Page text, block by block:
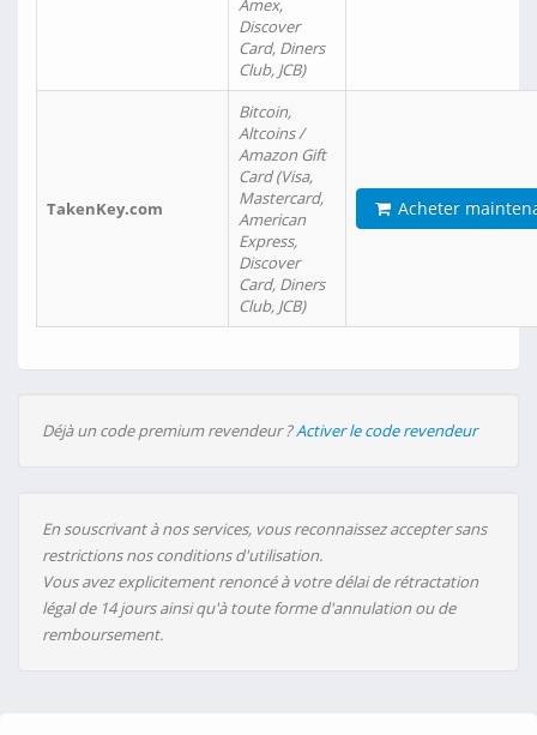
Amex,
Discover
Card, Diners
Club, JCB)
TakenKey.com
Bitcoin,
Altcoins /
Amazon Gift
Card (Visa,
Mastercard,
American
Express,
Discover
Card, Diners
Club, JCB)
Acheter
Déjà un code premium revendeur ?Activer le code revendeur
En souscrivant à nos services, vous reconnaissez accepter sans
restrictions nos conditions d'utilisation.
Vous avez explicitement renoncé à votre délai de rétractation
légal de 14 jours ainsi qu'à toute forme d'annulation ou de
remboursement.